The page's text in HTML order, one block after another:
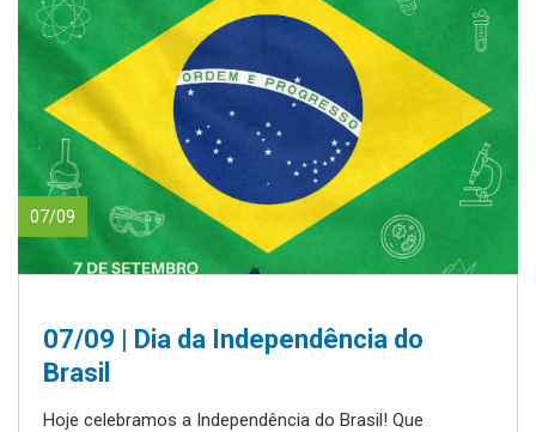
07/09
07/09 | Dia da Independência do
Brasil
Hoje celebramos a Independência do Brasil! Que